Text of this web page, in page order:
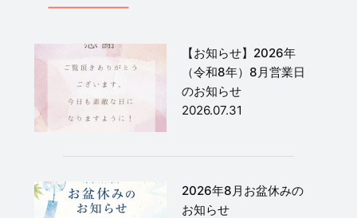
【お知らせ】2026年
（令和8年）8月営業日
のお知らせ
2026.07.31
2026年8月お盆休みの
お知らせ